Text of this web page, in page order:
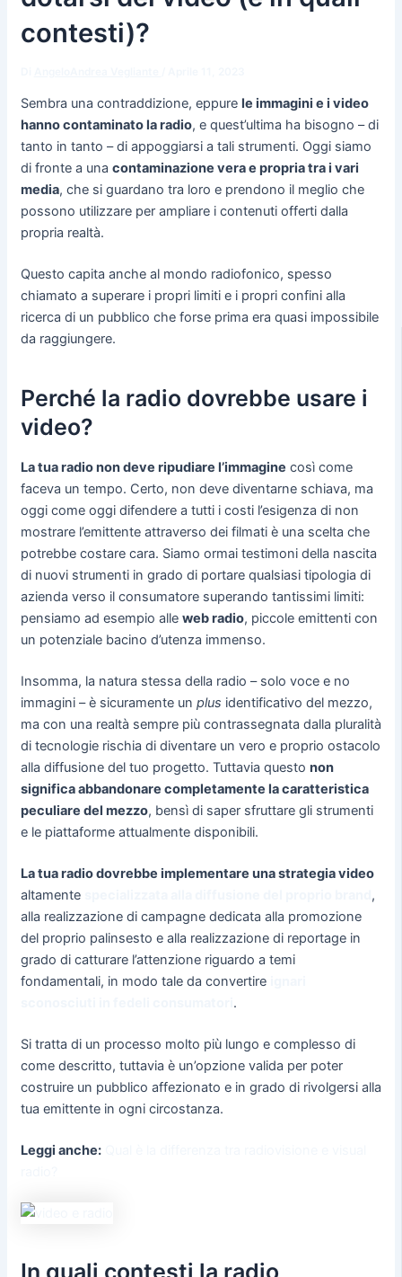
contesti)?
Sembra una contraddizione, eppure le immagini e i video
hanno contaminato la radio, e quest’ultima ha bisogno – di
tanto in tanto – di appoggiarsi a tali strumenti. Oggi siamo
di fronte a una contaminazione vera e propria tra i vari
media, che si guardano tra loro e prendono il meglio che
possono utilizzare per ampliare i contenuti offerti dalla
propria realtà.
Questo capita anche al mondo radiofonico, spesso
chiamato a superare i propri limiti e i propri confini alla
ricerca di un pubblico che forse prima era quasi impossibile
da raggiungere.
Perché la radio dovrebbe usare i
video?
La tua radio non deve ripudiare l’immagine così come
faceva un tempo. Certo, non deve diventarne schiava, ma
oggi come oggi difendere a tutti i costi l’esigenza di non
mostrare l’emittente attraverso dei filmati è una scelta che
potrebbe costare cara. Siamo ormai testimoni della nascita
di nuovi strumenti in grado di portare qualsiasi tipologia di
azienda verso il consumatore superando tantissimi limiti:
pensiamo ad esempio alle web radio, piccole emittenti con
un potenziale bacino d’utenza immenso.
Insomma, la natura stessa della radio – solo voce e no
immagini – è sicuramente un plus identificativo del mezzo,
ma con una realtà sempre più contrassegnata dalla pluralità
di tecnologie rischia di diventare un vero e proprio ostacolo
alla diffusione del tuo progetto. Tuttavia questo non
significa abbandonare completamente la caratteristica
peculiare del mezzo, bensì di saper sfruttare gli strumenti
e le piattaforme attualmente disponibili.
La tua radio dovrebbe implementare una strategia video
altamente
,
alla realizzazione di campagne dedicata alla promozione
del proprio palinsesto e alla realizzazione di reportage in
grado di catturare l’attenzione riguardo a temi
fondamentali, in modo tale da convertire
.
Si tratta di un processo molto più lungo e complesso di
come descritto, tuttavia è un’opzione valida per poter
costruire un pubblico affezionato e in grado di rivolgersi alla
tua emittente in ogni circostanza.
Leggi anche: